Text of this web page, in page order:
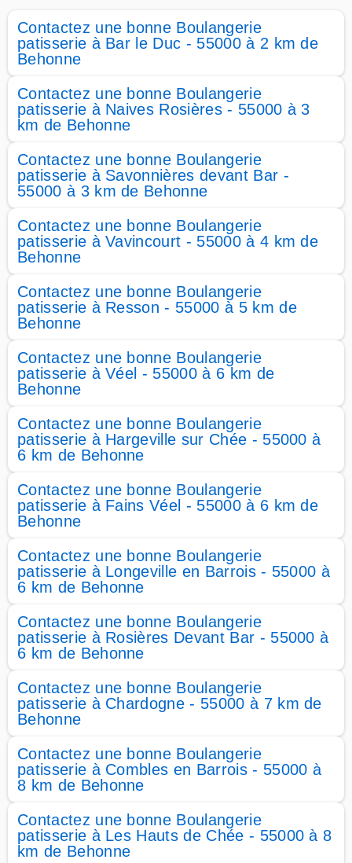
Contactez une bonne Boulangerie
patisserie à Bar le Duc - 55000 à 2 km de
Behonne
Contactez une bonne Boulangerie
patisserie à Naives Rosières - 55000 à 3
km de Behonne
Contactez une bonne Boulangerie
patisserie à Savonnières devant Bar -
55000 à 3 km de Behonne
Contactez une bonne Boulangerie
patisserie à Vavincourt - 55000 à 4 km de
Behonne
Contactez une bonne Boulangerie
patisserie à Resson - 55000 à 5 km de
Behonne
Contactez une bonne Boulangerie
patisserie à Véel - 55000 à 6 km de
Behonne
Contactez une bonne Boulangerie
patisserie à Hargeville sur Chée - 55000 à
6 km de Behonne
Contactez une bonne Boulangerie
patisserie à Fains Véel - 55000 à 6 km de
Behonne
Contactez une bonne Boulangerie
patisserie à Longeville en Barrois - 55000 à
6 km de Behonne
Contactez une bonne Boulangerie
patisserie à Rosières Devant Bar - 55000 à
6 km de Behonne
Contactez une bonne Boulangerie
patisserie à Chardogne - 55000 à 7 km de
Behonne
Contactez une bonne Boulangerie
patisserie à Combles en Barrois - 55000 à
8 km de Behonne
Contactez une bonne Boulangerie
patisserie à Les Hauts de Chée - 55000 à 8
km de Behonne